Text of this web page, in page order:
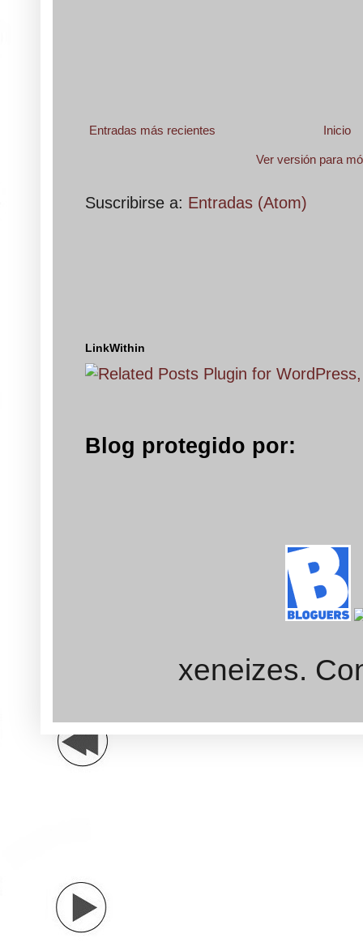
Entradas más recientes Inicio
Ver versión para
Suscribirse a: Entradas (Atom)
LinkWithin
Blog protegido por:
xeneizes.